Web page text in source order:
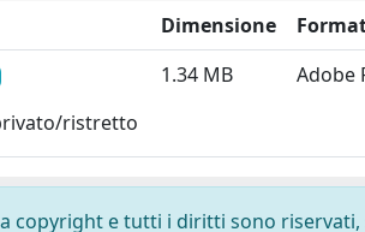
Dimensione
ristretto
1.34 MB Adobe
copyright e tutti i diritti sono riservati,